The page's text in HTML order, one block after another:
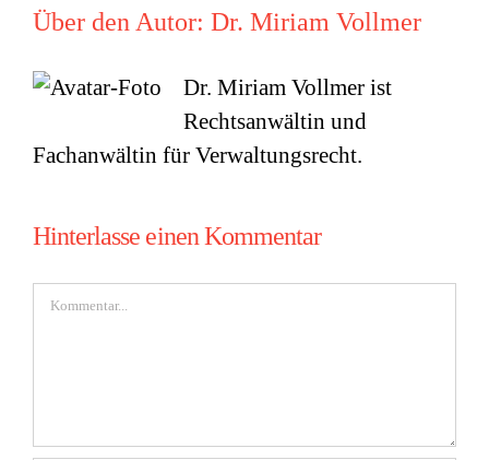
Über den Autor: Dr. Miriam Vollmer
Dr. Miriam Vollmer ist
Rechtsanwältin und
Fachanwältin für Verwaltungsrecht.
Hinterlasse einen Kommentar
Kommentar